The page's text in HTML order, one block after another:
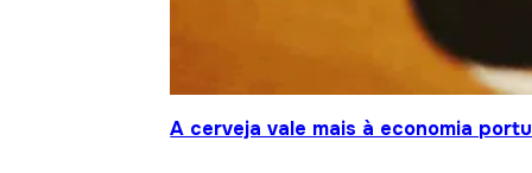
A cerveja vale mais à economia